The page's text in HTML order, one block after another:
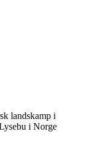
landskamp i
i Norge